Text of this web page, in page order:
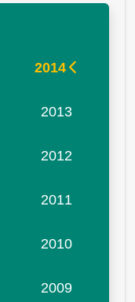
2014
2013
2012
2011
2010
2009